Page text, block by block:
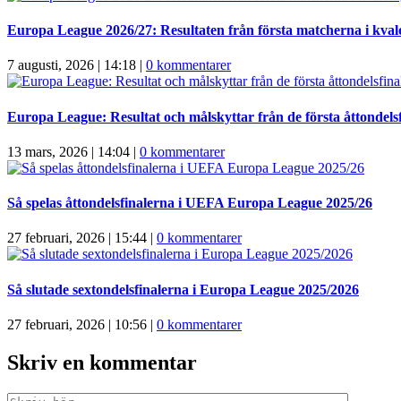
Europa League 2026/27: Resultaten från första matcherna i
7 augusti, 2026 | 14:18 | 0 kommentarer
Europa League: Resultat och målskyttar från de första
13 mars, 2026 | 14:04 | 0 kommentarer
Så spelas åttondelsfinalerna i UEFA Europa League 2025/26
27 februari, 2026 | 15:44 | 0 kommentarer
Så slutade sextondelsfinalerna i Europa League 2025/2026
27 februari, 2026 | 10:56 | 0 kommentarer
Skriv en kommentar